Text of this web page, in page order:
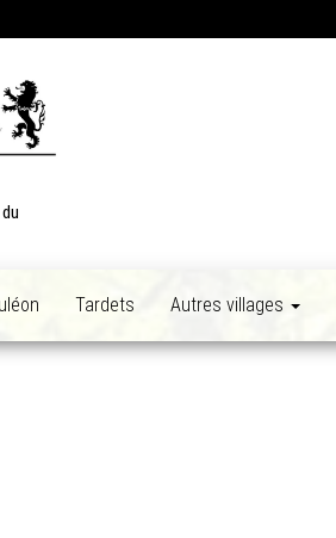
Tardets Autres villages